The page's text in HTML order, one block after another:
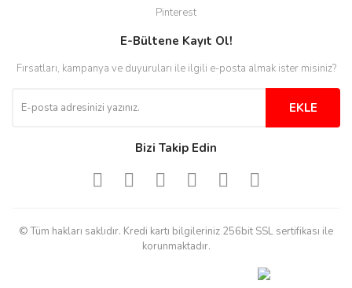
derecede beğendim
Kolay ve hizli alisveris
Pinterest
E-Bültene Kayıt Ol!
Fırsatları, kampanya ve duyuruları ile ilgili e-posta almak ister misiniz?
EKLE
Bizi Takip Edin
© Tüm hakları saklıdır. Kredi kartı bilgileriniz 256bit SSL sertifikası ile
korunmaktadır.